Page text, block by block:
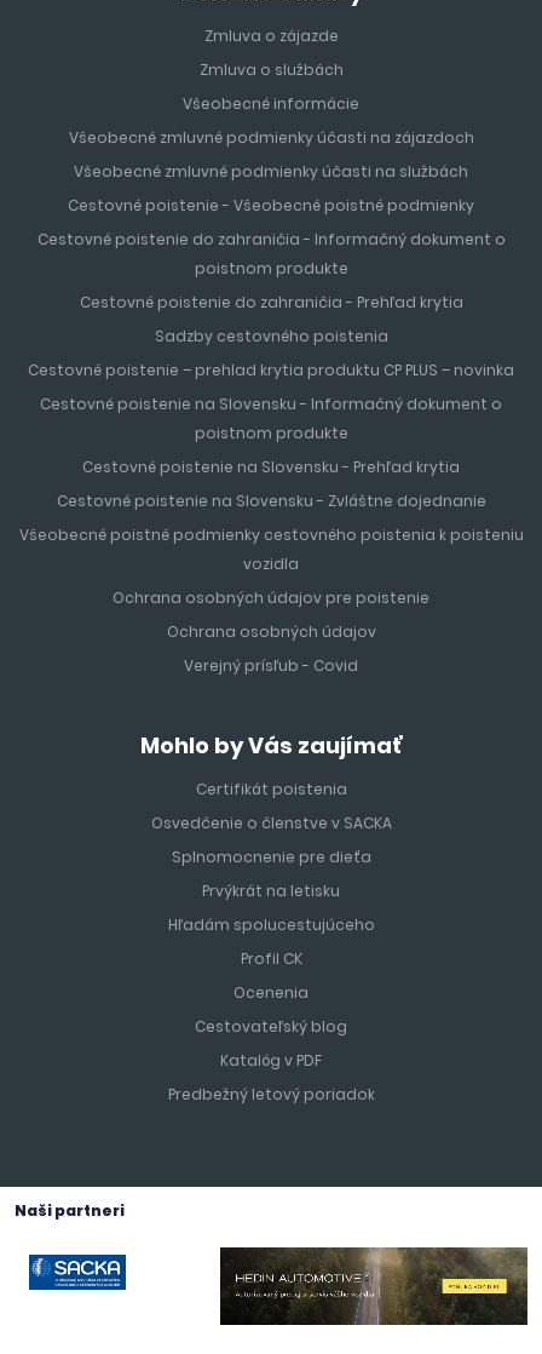
Zmluva o zájazde
Zmluva o službách
Všeobecné informácie
Všeobecné zmluvné podmienky účasti na zájazdoch
Všeobecné zmluvné podmienky účasti na službách
Cestovné poistenie - Všeobecné poistné podmienky
Cestovné poistenie do zahraničia - Informačný dokument o
poistnom produkte
Cestovné poistenie do zahraničia - Prehľad krytia
Sadzby cestovného poistenia
Cestovné poistenie – prehlad krytia produktu CP PLUS – novinka
Cestovné poistenie na Slovensku - Informačný dokument o
poistnom produkte
Cestovné poistenie na Slovensku - Prehľad krytia
Cestovné poistenie na Slovensku - Zvláštne dojednanie
Všeobecné poistné podmienky cestovného poistenia k poisteniu
vozidla
Ochrana osobných údajov pre poistenie
Ochrana osobných údajov
Verejný prísľub - Covid
Mohlo by Vás zaujímať
Certifikát poistenia
Osvedčenie o členstve v SACKA
Splnomocnenie pre dieťa
Prvýkrát na letisku
Hľadám spolucestujúceho
Profil CK
Ocenenia
Cestovateľský blog
Katalóg v PDF
Predbežný letový poriadok
Naši partneri